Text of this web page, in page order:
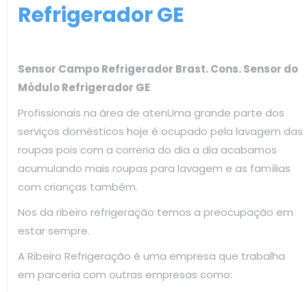
Refrigerador GE
Sensor Campo Refrigerador Brast. Cons. Sensor do
Módulo Refrigerador GE
Profissionais na área de atenUma grande parte dos
serviços domésticos hoje é ocupado pela lavagem das
roupas pois com a correria do dia a dia acabamos
acumulando mais roupas para lavagem e as famílias
com crianças também.
Nos da ribeiro refrigeração temos a preocupação em
estar sempre.
A Ribeiro Refrigeração é uma empresa que trabalha
em parceria com outras empresas como: